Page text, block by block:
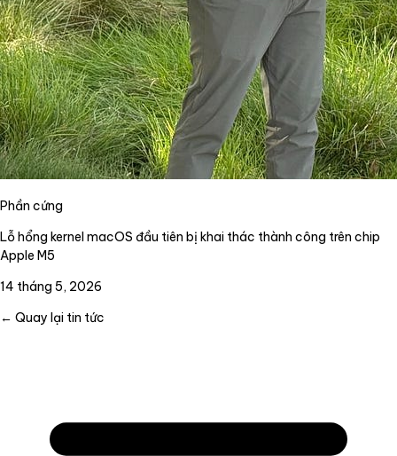
Phần cứng
Lỗ hổng kernel macOS đầu tiên bị khai thác thành công trên chip
Apple M5
14 tháng 5, 2026
← Quay lại tin tức